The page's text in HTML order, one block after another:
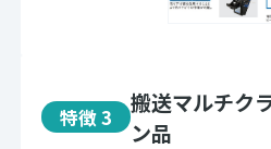
特徴 3
搬送マルチ
ン品